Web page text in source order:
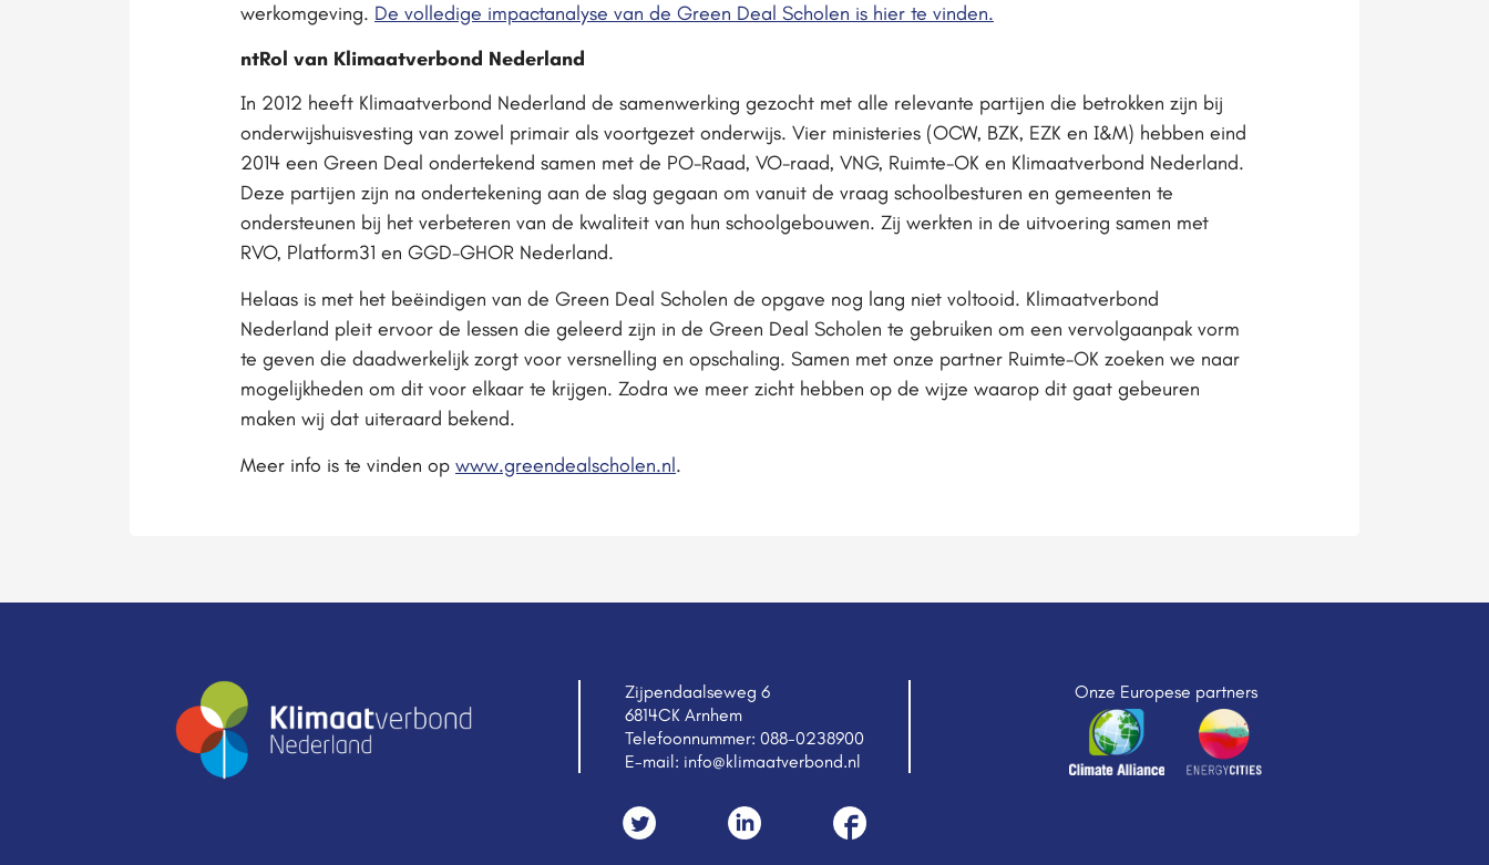
werkomgeving. De volledige impactanalyse van de Green Deal Scholen is hier te vinden.
ntRol van Klimaatverbond Nederland
In 2012 heeft Klimaatverbond Nederland de samenwerking gezocht met alle relevante partijen die betrokken zijn bij
onderwijshuisvesting van zowel primair als voortgezet onderwijs. Vier ministeries (OCW, BZK, EZK en I&M) hebben eind
2014 een Green Deal ondertekend samen met de PO-Raad, VO-raad, VNG, Ruimte-OK en Klimaatverbond Nederland.
Deze partijen zijn na ondertekening aan de slag gegaan om vanuit de vraag schoolbesturen en gemeenten te
ondersteunen bij het verbeteren van de kwaliteit van hun schoolgebouwen. Zij werkten in de uitvoering samen met
RVO, Platform31 en GGD-GHOR Nederland.
Helaas is met het beëindigen van de Green Deal Scholen de opgave nog lang niet voltooid. Klimaatverbond
Nederland pleit ervoor de lessen die geleerd zijn in de Green Deal Scholen te gebruiken om een vervolgaanpak vorm
te geven die daadwerkelijk zorgt voor versnelling en opschaling. Samen met onze partner Ruimte-OK zoeken we naar
mogelijkheden om dit voor elkaar te krijgen. Zodra we meer zicht hebben op de wijze waarop dit gaat gebeuren
maken wij dat uiteraard bekend.
Meer info is te vinden op www.greendealscholen.nl.
Zijpendaalseweg 6
6814CK Arnhem
Telefoonnummer: 088-0238900
E-mail: info@klimaatverbond.nl
Onze Europese partners